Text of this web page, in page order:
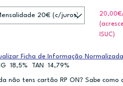
20,00€
ISUC)
Ficha de Informação Normalizada
18,5% TAN 14,79%
não tens cartão RP ON? Sabe como